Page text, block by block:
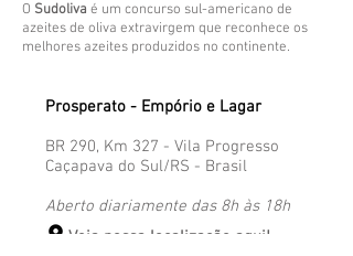
O Sudoliva é um concurso sul-americano de
azeites de oliva extravirgem que reconhece os
melhores azeites produzidos no continente.
Prosperato - Empório e Lagar
BR 290, Km 327 - Vila Progresso
Caçapava do Sul/RS - Brasil​
Aberto diariamente das 8h às 18h
Veja nossa localização aqui!